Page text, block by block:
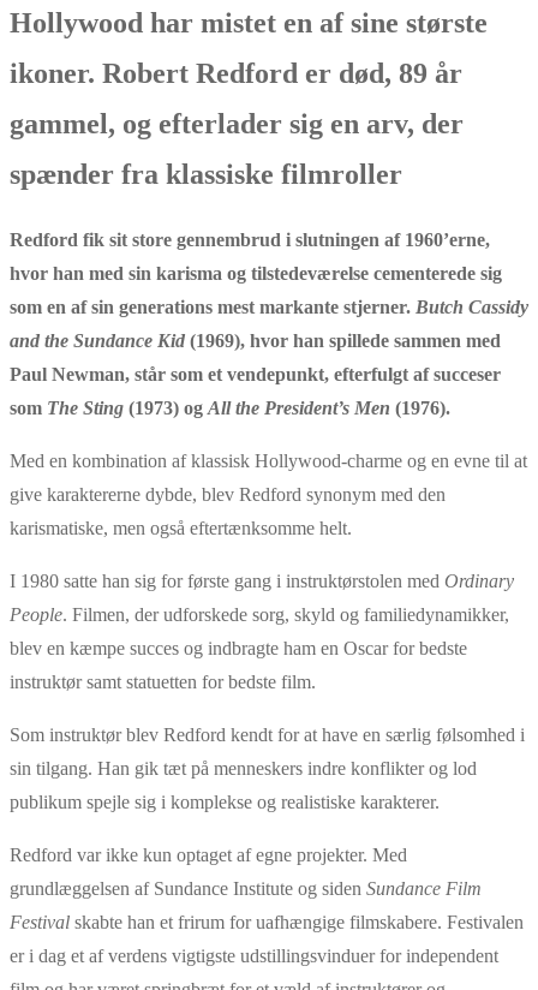
Hollywood har mistet en af sine største
ikoner. Robert Redford er død, 89 år
gammel, og efterlader sig en arv, der
spænder fra klassiske filmroller
Redford fik sit store gennembrud i slutningen af 1960’erne,
hvor han med sin karisma og tilstedeværelse cementerede sig
som en af sin generations mest markante stjerner. Butch Cassidy
and the Sundance Kid (1969), hvor han spillede sammen med
Paul Newman, står som et vendepunkt, efterfulgt af succeser
som The Sting (1973) og All the President’s Men (1976).
Med en kombination af klassisk Hollywood-charme og en evne til at
give karaktererne dybde, blev Redford synonym med den
karismatiske, men også eftertænksomme helt.
I 1980 satte han sig for første gang i instruktørstolen med Ordinary
People. Filmen, der udforskede sorg, skyld og familiedynamikker,
blev en kæmpe succes og indbragte ham en Oscar for bedste
instruktør samt statuetten for bedste film.
Som instruktør blev Redford kendt for at have en særlig følsomhed i
sin tilgang. Han gik tæt på menneskers indre konflikter og lod
publikum spejle sig i komplekse og realistiske karakterer.
Redford var ikke kun optaget af egne projekter. Med
grundlæggelsen af Sundance Institute og siden Sundance Film
Festival skabte han et frirum for uafhængige filmskabere. Festivalen
er i dag et af verdens vigtigste udstillingsvinduer for independent